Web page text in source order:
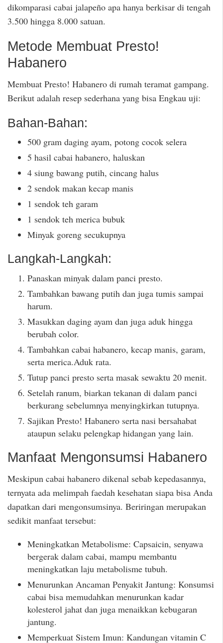
dikomparasi cabai jalapeño apa hanya berkisar di tengah
3.500 hingga 8.000 satuan.
Metode Membuat Presto!
Habanero
Membuat Presto! Habanero di rumah teramat gampang.
Berikut adalah resep sederhana yang bisa Engkau uji:
Bahan-Bahan:
500 gram daging ayam, potong cocok selera
5 hasil cabai habanero, haluskan
4 siung bawang putih, cincang halus
2 sendok makan kecap manis
1 sendok teh garam
1 sendok teh merica bubuk
Minyak goreng secukupnya
Langkah-Langkah:
Panaskan minyak dalam panci presto.
Tambahkan bawang putih dan juga tumis sampai
harum.
Masukkan daging ayam dan juga aduk hingga
berubah color.
Tambahkan cabai habanero, kecap manis, garam,
serta merica.Aduk rata.
Tutup panci presto serta masak sewaktu 20 menit.
Setelah ranum, biarkan tekanan di dalam panci
berkurang sebelumnya menyingkirkan tutupnya.
Sajikan Presto! Habanero serta nasi bersahabat
ataupun selaku pelengkap hidangan yang lain.
Manfaat Mengonsumsi Habanero
Meskipun cabai habanero dikenal sebab kepedasannya,
ternyata ada melimpah faedah kesehatan siapa bisa Anda
dapatkan dari mengonsumsinya. Beriringan merupakan
sedikit manfaat tersebut:
Meningkatkan Metabolisme: Capsaicin, senyawa
bergerak dalam cabai, mampu membantu
meningkatkan laju metabolisme tubuh.
Menurunkan Ancaman Penyakit Jantung: Konsumsi
cabai bisa memudahkan menurunkan kadar
kolesterol jahat dan juga menaikkan kebugaran
jantung.
Memperkuat Sistem Imun: Kandungan vitamin C